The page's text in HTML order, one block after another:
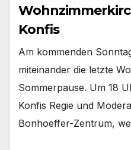
Konfis
Am kom­men­den
mit­ein­an­der die letz­te
Som­mer­pau­se. Um 18
Kon­fis Regie und
Bonhoeffer-Zentrum,